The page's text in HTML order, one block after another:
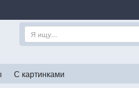
С картинками